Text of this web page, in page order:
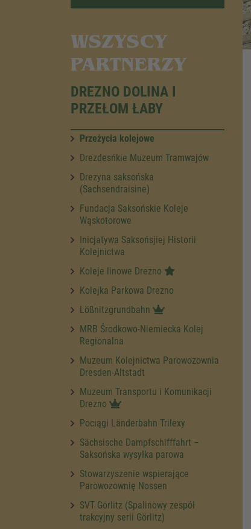
WSZYSCY
PARTNERZY
DREZNO DOLINA I
PRZEŁOM ŁABY
Przeżycia kolejowe
Drezdesńkie Muzeum Tramwajów
Drezyna saksońska
(Sachsendraisine)
Fundacja Saksońskie Koleje
Wąskotorowe
Inicjatywa Saksońsjiej Historii
Kolejnictwa
Koleje linowe Drezno
Kolejka Parkowa Drezno
Lößnitzgrundbahn
MRB Środkowo-Niemiecka Kolej
Regionalna
Muzeum Kolejnictwa Parowozownia
Dresden-Altstadt
Muzeum Transportu i Komunikacji
Drezno
Pociągi Länderbahn Trilexy
Sächsische Dampfschifffahrt –
Saksońska wysyłka parowa
Stowarzyszenie wspierające
Parowozownię Nossen
SVT Görlitz (Spalinowy zespół
trakcyjny serii Görlitz)